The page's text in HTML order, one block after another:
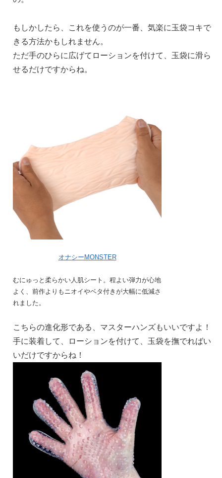
もしかしたら、これを使うのが一番、気楽に玉袋コキで
きる方法かもしれません。
ただ手のひらに広げてローションを付けて、玉袋に滑ら
せるだけですからね。
オナシーMONSTER
むにゅっと柔らかい人肌シート。程よい弾力が心地
よく、前作よりもニオイやベタ付きが大幅に低減さ
れました。
こちらの進化形である、マスターハンズもいいですよ！
手に装着して、ローションを付けて、玉袋を撫でればい
いだけですからね！